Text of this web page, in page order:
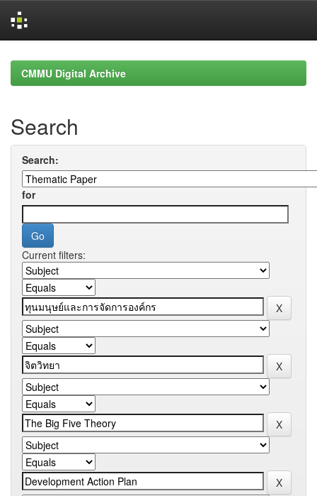
navigationCMMU Digital Archive
Search
Search:
for
Current filters: